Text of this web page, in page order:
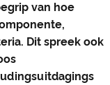
van hoe
Dit spreek ook